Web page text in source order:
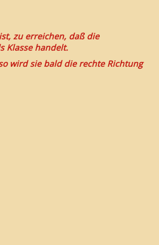
zu erreichen, daß die
Klasse handelt.
wird sie bald die rechte Richtung